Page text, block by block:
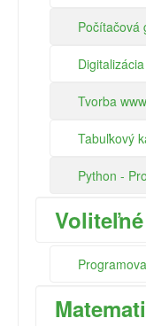
Počítačová
Tvorba
Tabuľkový
Python -